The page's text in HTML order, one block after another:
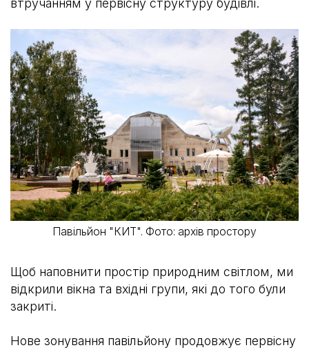
Павільйон "КИТ". Фото: архів простору
Щоб наповнити простір природним світлом, ми
відкрили вікна та вхідні групи, які до того були
закриті.
Нове зонування павільйону продовжує первісну